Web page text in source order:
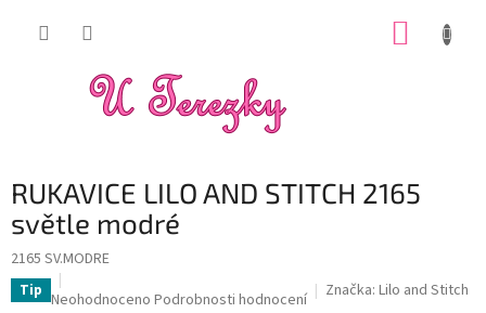
RUKAVICE LILO AND STITCH 2165
světle modré
2165 SV.MODRE
Tip Průměrné
Neohodnoceno Podrobnosti hodnocení Značka: Lilo and Stitch